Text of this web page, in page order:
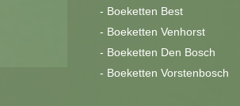
- Boeketten Best
- Boeketten Venhorst
- Boeketten Den Bosch
- Boeketten Vorstenbosch